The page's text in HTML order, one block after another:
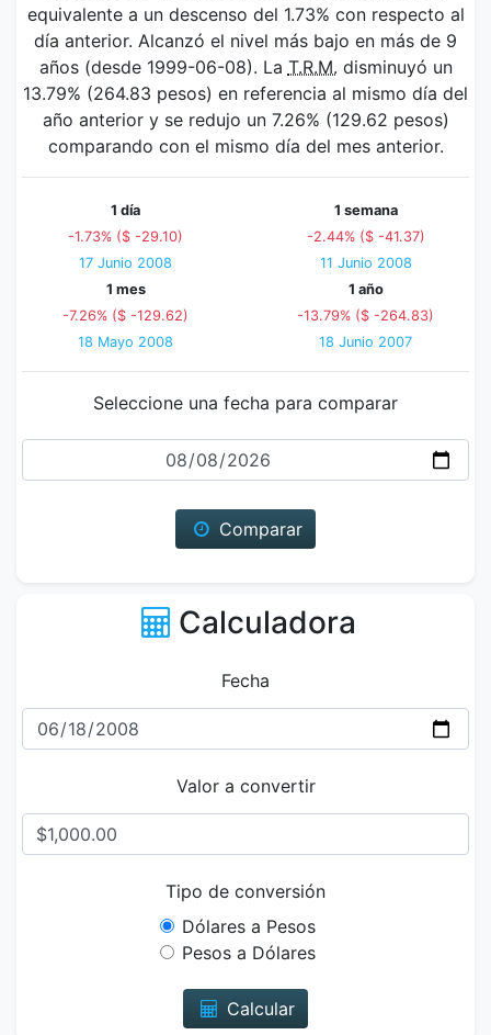
equivalente a un descenso del 1.73% con respecto al
día anterior. Alcanzó el nivel más bajo en más de 9
años (desde 1999-06-08). La T.R.M. disminuyó un
13.79% (264.83 pesos) en referencia al mismo día del
año anterior y se redujo un 7.26% (129.62 pesos)
comparando con el mismo día del mes anterior.
1 día
-1.73% ($ -29.10)
17 Junio 2008
1 semana
-2.44% ($ -41.37)
11 Junio 2008
1 mes
-7.26% ($ -129.62)
18 Mayo 2008
1 año
-13.79% ($ -264.83)
18 Junio 2007
Seleccione una fecha para comparar
Fecha
Comparar
Calculadora
Fecha
Valor a convertir
Tipo de conversión
Dólares a Pesos
Pesos a Dólares
Calcular